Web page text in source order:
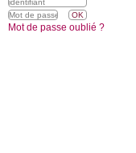
Mot de passe oublié ?